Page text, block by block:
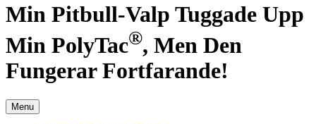
Min Pitbull-Valp Tuggade Upp
Min PolyTac®, Men Den
Fungerar Fortfarande!
Menu